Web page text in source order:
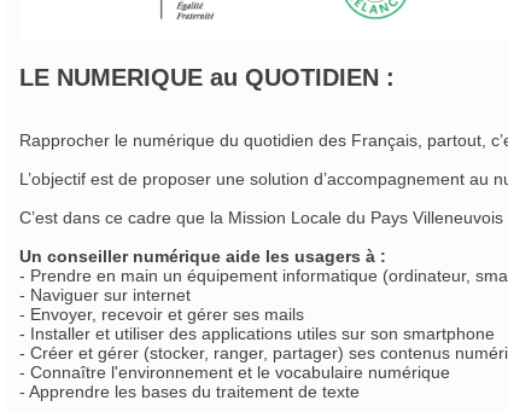
LE NUMERIQUE au QUOTIDIEN :
Rapprocher le numérique du quotidien des Français, partout,
L’objectif est de proposer une solution d’accompagnement
C’est dans ce cadre que la Mission Locale du Pays
Un conseiller numérique aide les usagers à :
- Prendre en main un équipement informatique (ordinateur,
- Naviguer sur internet
- Envoyer, recevoir et gérer ses mails
- Installer et utiliser des applications utiles sur son smartphone
- Créer et gérer (stocker, ranger, partager) ses contenus
- Connaître l'environnement et le vocabulaire numérique
- Apprendre les bases du traitement de texte